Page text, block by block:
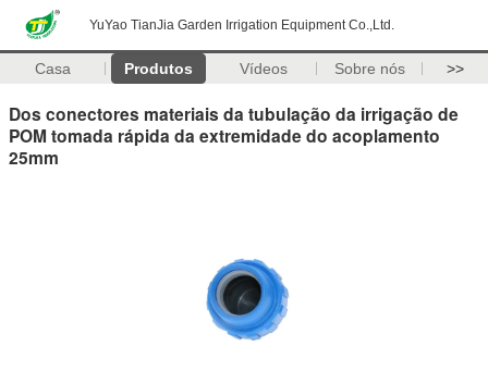
YuYao TianJia Garden Irrigation Equipment Co.,Ltd.
Casa Produtos Vídeos Sobre nós >>
Dos conectores materiais da tubulação da irrigação de
POM tomada rápida da extremidade do acoplamento
25mm